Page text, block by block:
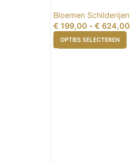
Bloemen Schilderijen
€ 199,00 - € 624,00
OPTIES SELECTEREN